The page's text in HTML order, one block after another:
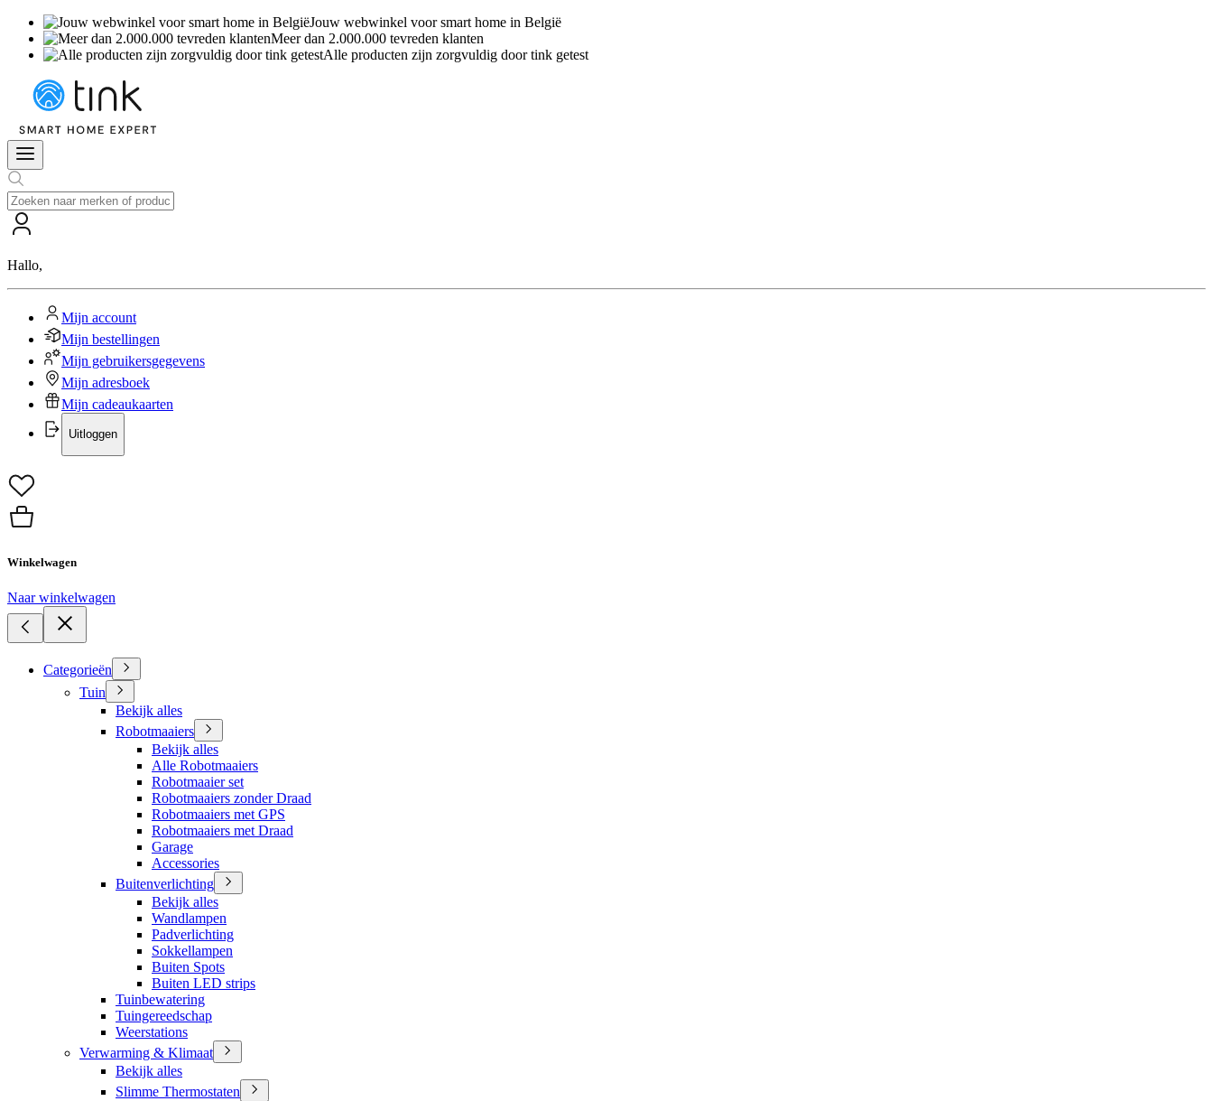
Jouw webwinkel voor smart home in België
Meer dan 2.000.000 tevreden klanten
Alle producten zijn zorgvuldig door tink getest
Hallo,
Mijn account
Mijn bestellingen
Mijn gebruikersgegevens
Mijn adresboek
Mijn cadeaukaarten
Uitloggen
Winkelwagen
Naar winkelwagen
Categorieën
Tuin
Bekijk alles
Robotmaaiers
Bekijk alles
Alle Robotmaaiers
Robotmaaier set
Robotmaaiers zonder Draad
Robotmaaiers met GPS
Robotmaaiers met Draad
Garage
Accessories
Buitenverlichting
Bekijk alles
Wandlampen
Padverlichting
Sokkellampen
Buiten Spots
Buiten LED strips
Tuinbewatering
Tuingereedschap
Weerstations
Verwarming & Klimaat
Bekijk alles
Slimme Thermostaten